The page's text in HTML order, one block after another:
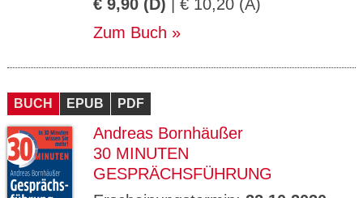
€ 9,90 (D) | € 10,20 (A)
Zum Buch
BUCH EPUB PDF
Andreas Bornhäußer
30 MINUTEN
GESPRÄCHSFÜHRUNG